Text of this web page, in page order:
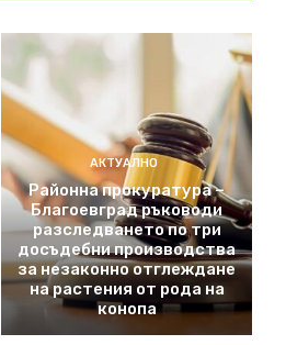
АКТУАЛНО
Районна прокуратура –
Благоевград ръководи
разследването по три
досъдебни производства
за незаконно отглеждане
на растения от рода на
конопа